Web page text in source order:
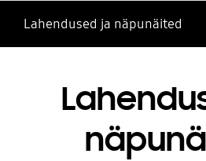
Lahendused ja näpunäited